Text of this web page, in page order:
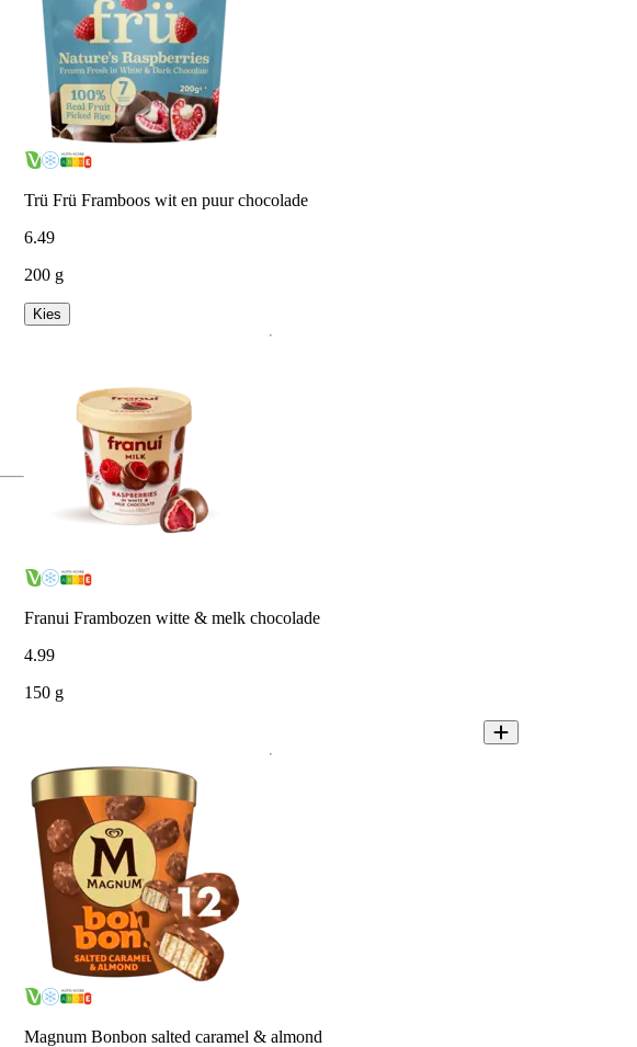
Trü Frü Framboos wit en puur chocolade
6.49
200 g
Kies
Franui Frambozen witte & melk chocolade
4.99
150 g
Magnum Bonbon salted caramel & almond